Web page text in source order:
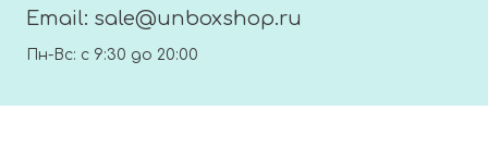
Email: sale@unboxshop.ru
Пн-Вс: с 9:30 до 20:00